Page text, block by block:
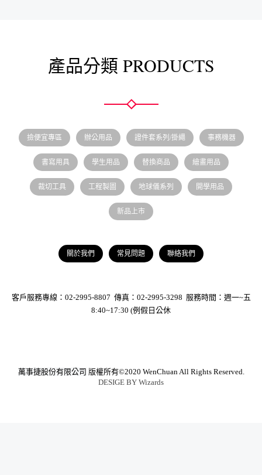
產品分類 PRODUCTS
撿便宜專區 辦公用品 證件套系列/掛繩 事務機器
書寫用具 學生用品 替換商品 繪畫用品
裁切工具 工程製圖 地球儀系列 開學用品
新品上市
關於我們 常見問題 聯絡我們
客戶服務專線：02-2995-8807 傳真：02-2995-3298 服務時間：週一~五
8:40~17:30 (例假日公休
萬事捷股份有限公司 版權所有©2020 WenChuan All Rights Reserved.
DESIGE BY Wizards